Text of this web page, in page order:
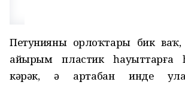
Петунияның орлоҡтары бик
айырым пластик һауыттарға
кәрәк, ә артабан инде